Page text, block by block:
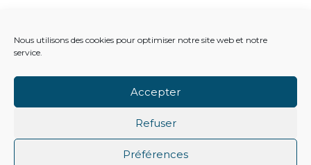
Nous utilisons des cookies pour optimiser notre site web et notre
service.
Accepter
Refuser
Préférences
Aucun commentaire à afficher.
Footer
Principale
MENTIONS LÉGALES